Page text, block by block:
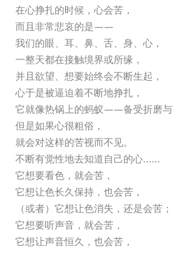
在心挣扎的时候，心会苦，
而且非常悲哀的是——
我们的眼、耳、鼻、舌、身、心，
一整天都在接触境界或所缘，
并且欲望、想要始终会不断生起，
心于是被逼迫着不断地挣扎，
它就像热锅上的蚂蚁——备受折磨与
但是如果心很粗俗，
就会对这样的苦视而不见。
不断有觉性地去知道自己的心……
它想要看色，就会苦，
它想让色长久保持，也会苦，
（或者）它想让色消失，还是会苦；
它想要听声音，就会苦，
它想让声音恒久，也会苦，